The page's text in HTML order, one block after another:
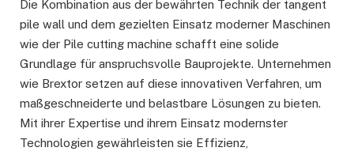
Die Kombination aus der bewährten Technik der tangent
pile wall und dem gezielten Einsatz moderner Maschinen
wie der Pile cutting machine schafft eine solide
Grundlage für anspruchsvolle Bauprojekte. Unternehmen
wie Brextor setzen auf diese innovativen Verfahren, um
maßgeschneiderte und belastbare Lösungen zu bieten.
Mit ihrer Expertise und ihrem Einsatz modernster
Technologien gewährleisten sie Effizienz,